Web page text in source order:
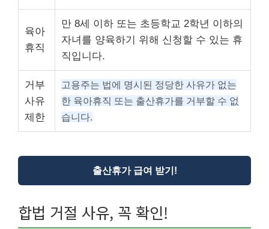
육아
휴직
만 8세 이하 또는 초등학교 2학년 이하의
자녀를 양육하기 위해 신청할 수 있는 휴
직입니다.
거부
사유
제한
고용주는 법에 명시된 정당한 사유가 없는
한 육아휴직 또는 출산휴가를 거부할 수 없
습니다.
출산휴가 급여 받기!
합법 거절 사유, 꼭 확인!